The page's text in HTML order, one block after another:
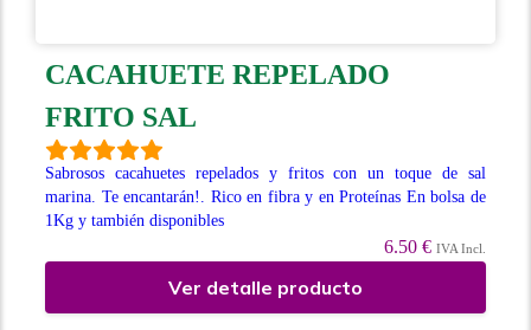
CACAHUETE REPELADO
FRITO SAL
Sabrosos cacahuetes repelados y fritos con un toque de sal
marina. Te encantarán!. Rico en fibra y en Proteínas En bolsa de
1Kg y también disponibles
6.50 € IVA Incl.
Ver detalle producto